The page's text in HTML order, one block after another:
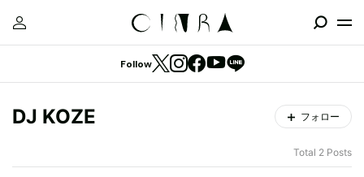
Follow
DJ KOZE フォロー
Total 2 Posts